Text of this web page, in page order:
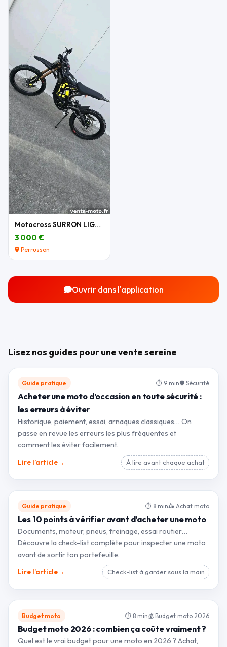
Motocross SURRON LIGHT BEE X 2026
3 000 €
Perrusson
Ouvrir dans l'application
Lisez nos guides pour une vente sereine
Guide pratique ⏱ 9 min🛡 Sécurité
Acheter une moto d’occasion en toute sécurité :
les erreurs à éviter
Historique, paiement, essai, arnaques classiques… On
passe en revue les erreurs les plus fréquentes et
comment les éviter facilement.
Lire l’article→ À lire avant chaque achat
Guide pratique ⏱ 8 min🛵 Achat moto
Les 10 points à vérifier avant d’acheter une moto
Documents, moteur, pneus, freinage, essai routier…
Découvre la check-list complète pour inspecter une moto
avant de sortir ton portefeuille.
Lire l’article→ Check-list à garder sous la main
Budget moto ⏱ 8 min💰 Budget moto 2026
Budget moto 2026 : combien ça coûte vraiment ?
Quel est le vrai budget pour une moto en 2026 ? Achat,